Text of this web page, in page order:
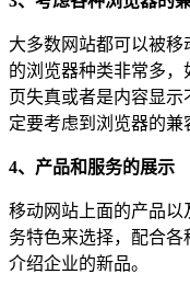
大多数网站都可以被
的浏览器种类非常多，
页失真或者是内容显
定要考虑到浏览器的兼
4、产品和服务的展示
移动网站上面的产品
务特色来选择，配合
介绍企业的新品。